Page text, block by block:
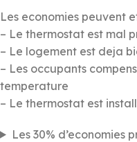
Les economies peuvent
– Le thermostat est mal
– Le logement est deja
– Les occupants
temperature
– Le thermostat est
Les 30% d’economies